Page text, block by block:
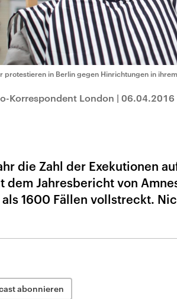
protestieren in Berlin gegen Hinrichtungen in
Korrespondent London | 06.04.2016
die Zahl der Exekutionen
dem Jahresbericht von
1600 Fällen vollstreckt.
abonnieren